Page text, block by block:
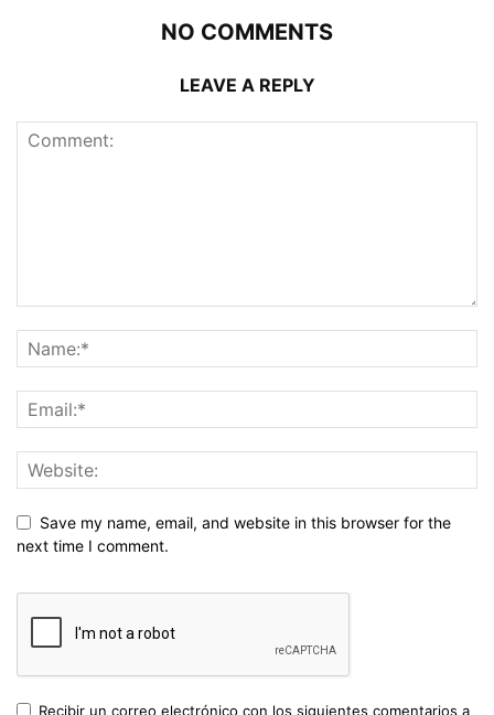
NO COMMENTS
LEAVE A REPLY
Save my name, email, and website in this browser for the
next time I comment.
Recibir un correo electrónico con los siguientes comentarios a